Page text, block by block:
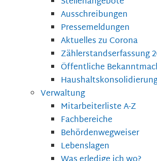
Ausschreibungen
Pressemeldungen
Aktuelles zu Corona
Zählerstandserfassung
Öffentliche
Verwaltung
Mitarbeiterliste A-Z
Fachbereiche
Behördenwegweiser
Lebenslagen